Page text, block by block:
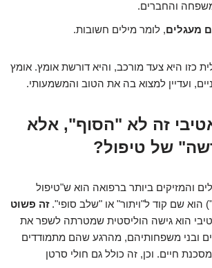
והחברים.
מעגלים, לומר מילים חשובות.
כזו היא צעד מורכב, והיא דורשת אומץ. אומץ
ועדיין למצוא בה את הטוב והמשמעותי.
זה לא "הסוף", אלא
של טיפול?
והמזיקים ביותר ברפואה הוא ש"טיפול
הוא שם קוד ל"ויתור" או "שלב סופי".זה פשוט
הוא גישה הוליסטית שמטרתה לשפר את
ובני משפחותיהם, מהרגע שהם מתמודדים
חיים. וכן, זה כולל גם חולי סרטן